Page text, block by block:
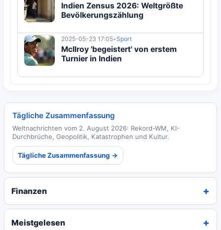
Indien Zensus 2026: Weltgrößte
Bevölkerungszählung
2025-05-23 17:05• Sport
McIlroy 'begeistert' von erstem
Turnier in Indien
Tägliche Zusammenfassung
Weltnachrichten vom 2. August 2026: Rekord-WM, KI-
Durchbrüche, Geopolitik, Katastrophen und Kultur.
Tägliche Zusammenfassung →
Finanzen
Meistgelesen